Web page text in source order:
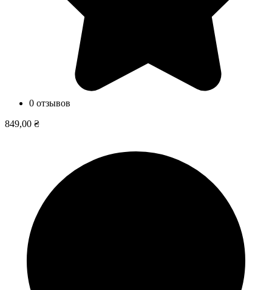
0 отзывов
849,00 ₴